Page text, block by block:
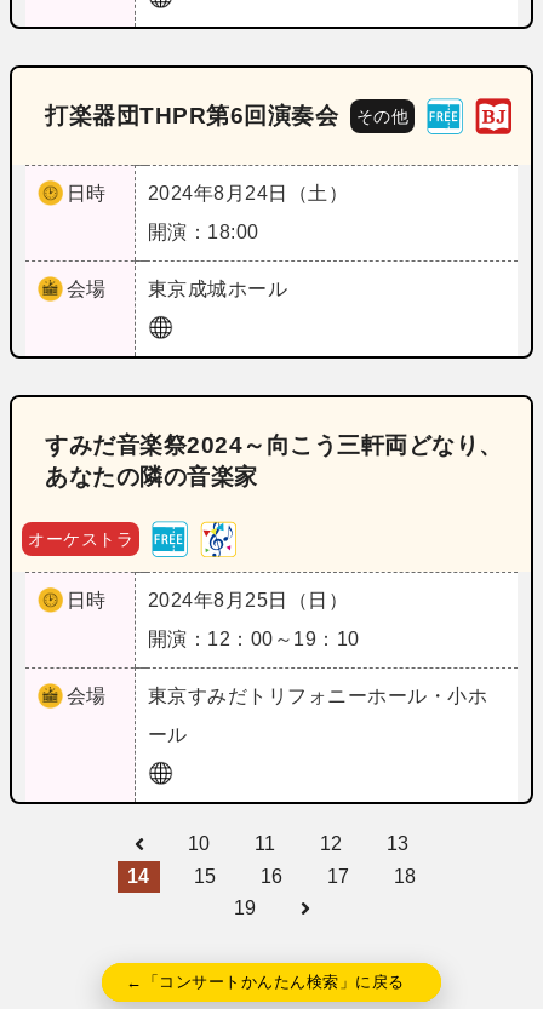
打楽器団THPR第6回演奏会 その他
日時
2024年8月24日（土）
開演：18:00
会場 東京成城ホール
すみだ音楽祭2024～向こう三軒両どなり、
あなたの隣の音楽家
オーケストラ
日時
2024年8月25日（日）
開演：12：00～19：10
会場 東京すみだトリフォニーホール・小ホ
ール
10 11 12
13
14
15 16 17
18
19
←「コンサートかんたん検索」に戻る